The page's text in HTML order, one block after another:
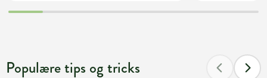
Populære tips og tricks